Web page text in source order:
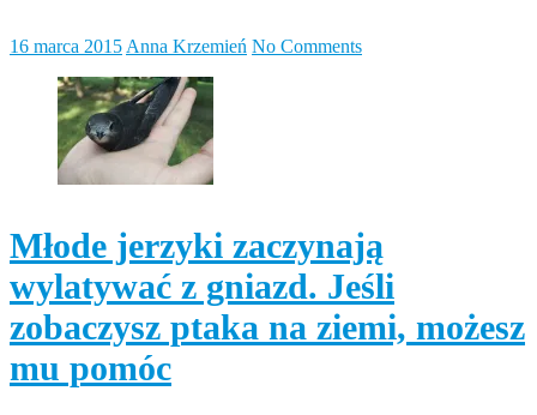
16 marca 2015 Anna Krzemień No Comments
Młode jerzyki zaczynają
wylatywać z gniazd. Jeśli
zobaczysz ptaka na ziemi, możesz
mu pomóc